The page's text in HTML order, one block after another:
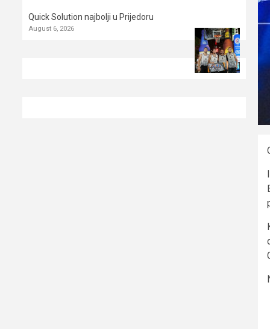
Quick Solution najbolji u Prijedoru
August 6, 2026